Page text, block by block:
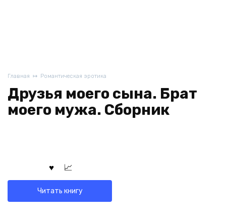
Главная Романтическая эротика
Друзья моего сына. Брат
моего мужа. Сборник
Читать книгу